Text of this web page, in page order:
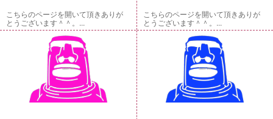
こちらのページを開いて頂きありが
とうございます＾＾。...
こちらのページを開いて頂きありが
とうございます＾＾。...